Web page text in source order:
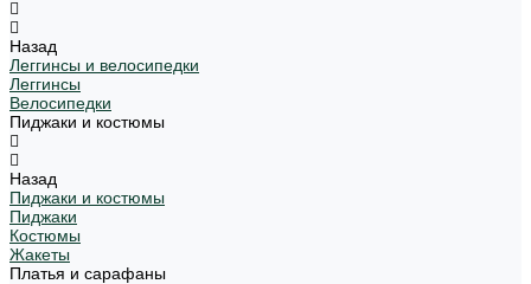
Назад
Леггинсы и велосипедки
Леггинсы
Велосипедки
Пиджаки и костюмы
Назад
Пиджаки и костюмы
Пиджаки
Костюмы
Жакеты
Платья и сарафаны